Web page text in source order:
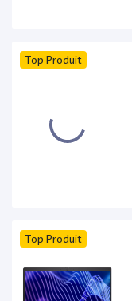
Top Produit
Top Produit